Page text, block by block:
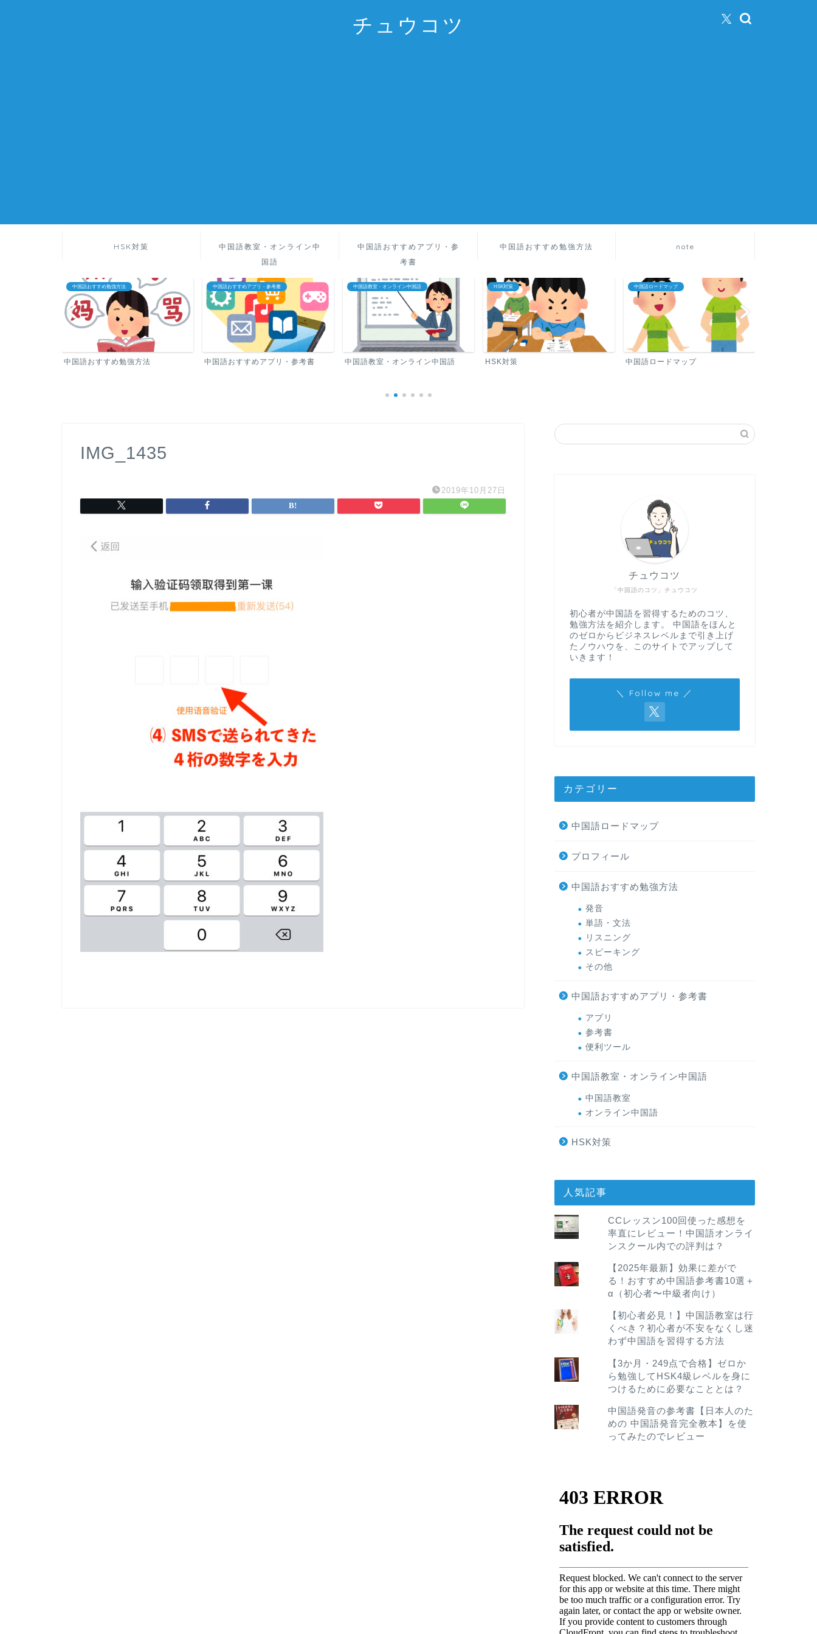
チュウコツ
HSK対策
中国語教室・オンライン中
国語
中国語おすすめアプリ・参
考書
中国語おすすめ勉強方法 note
中国語おすすめアプリ・参考書
中国語おすすめアプリ・参考書
中国語教室・オンライン中国語
中国語教室・オンライン中国語
HSK対策
HSK対策
中国語ロードマップ
中国語ロードマップ
プロフィール
プロフィール
IMG_1435
2019年10月27日
「中国語のコツ」チュウコツ
チュウコツ
初心者が中国語を習得するためのコツ、
勉強方法を紹介します。 中国語をほんと
のゼロからビジネスレベルまで引き上げ
たノウハウを、このサイトでアップして
いきます！
＼ Follow me ／
カテゴリー
中国語ロードマップ
プロフィール
中国語おすすめ勉強方法
発音
単語・文法
リスニング
スピーキング
その他
中国語おすすめアプリ・参考書
アプリ
参考書
便利ツール
中国語教室・オンライン中国語
中国語教室
オンライン中国語
HSK対策
人気記事
CCレッスン100回使った感想を
率直にレビュー！中国語オンライ
ンスクール内での評判は？
【2025年最新】効果に差がで
る！おすすめ中国語参考書10選＋
α（初心者〜中級者向け）
【初心者必見！】中国語教室は行
くべき？初心者が不安をなくし迷
わず中国語を習得する方法
【3か月・249点で合格】ゼロか
ら勉強してHSK4級レベルを身に
つけるために必要なこととは？
中国語発音の参考書【日本人のた
めの 中国語発音完全教本】を使
ってみたのでレビュー